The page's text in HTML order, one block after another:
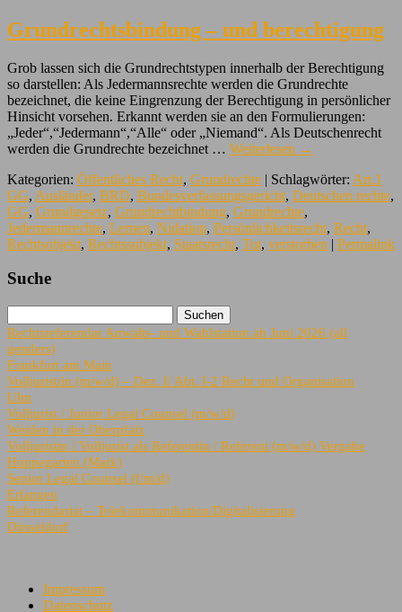
Grundrechtsbindung – und berechtigung
Grob lassen sich die Grundrechtstypen innerhalb der Berechtigung
so darstellen: Als Jedermannsrechte werden die Grundrechte
bezeichnet, die keine Eingrenzung der Berechtigung in persönlicher
Hinsicht vorsehen. Erkannt werden sie an den Formulierungen:
„Jeder“,“Jedermann“,“Alle“ oder „Niemand“. Als Deutschenrecht
werden die Grundrechte bezeichnet … Weiterlesen →
Kategorien: Öffentliches Recht, Grundrechte | Schlagwörter: Art.1
GG, Ausländer, BRD, Bundesverfassungsgericht, Deutschen rechte,
GG, Grundgesetz, Grundrechtbindung, Grundrechte,
Jedermannrechte, Lernen, Nidation, Persönlichkeitsrecht, Recht,
Rechtsobjekt, Rechtssubjekt, Staatsrecht, Tot, verstorben | Permalink
Suche
Rechtsreferendar Anwalts- und Wahlstation ab Juni 2026 (all
genders)
Frankfurt am Main
Volljurist/in (m/w/d) – Dez. I/ Abt. I-2 Recht und Organisation
Ulm
Volljurist / Junior Legal Counsel (m/w/d)
Weiden in der Oberpfalz
Volljuristin / Volljurist als Referentin / Referent (m/w/d) Vergabe
Hoppegarten (Mark)
Senior Legal Counsel (f/m/d)
Erlangen
Referendariat – Telekommunikation/Digitalisierung
Düsseldorf
Impressum
Datenschutz